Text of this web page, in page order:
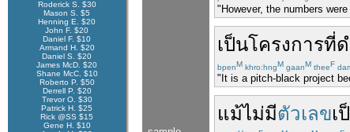
Roderick S. $30
Mason S. $5
Henning E. $20
John F. $20
Daniel F. $10
Armand H. $20
Daniel S. $20
James McD. $20
Shane McC. $10
Roberto P. $50
Derrell P. $20
Trevor O. $30
Patrick H. $25
Rick @SS $15
Gene H. $10
"However, the numbers
เป็นโครงการที่
bpenM khro:hngM gaanM theeF
"It is a pitch-black project
แม้ไม่มีตัวเลขเ